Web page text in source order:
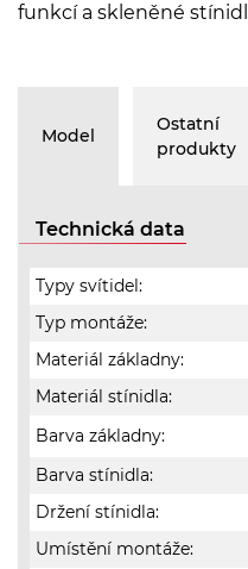
funkcí a skleněné
Model
Ostatní
produkty
Technická data
Typy svítidel:
Typ montáže:
Materiál základny:
Materiál stínidla:
Barva základny:
Barva stínidla:
Držení stínidla:
Umístění montáže: